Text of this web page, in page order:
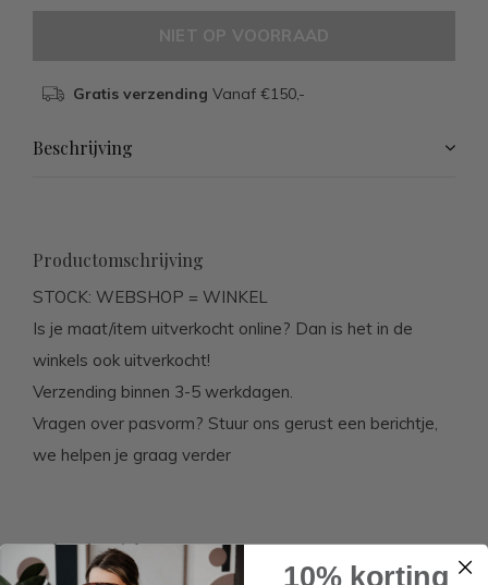
NIET OP VOORRAAD
Gratis verzending Vanaf €150,-
Beschrijving
Productomschrijving
STOCK: WEBSHOP = WINKEL
Is je maat/item uitverkocht online? Dan is het in de
winkels ook uitverkocht!
Verzending binnen 3-5 werkdagen.
Vragen over pasvorm? Stuur ons gerust een berichtje,
we helpen je graag verder
Related articles
10% korting